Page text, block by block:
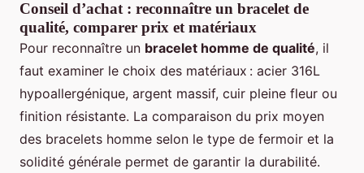
Conseil d’achat : reconnaître un bracelet de
qualité, comparer prix et matériaux
Pour reconnaître un bracelet homme de qualité, il
faut examiner le choix des matériaux : acier 316L
hypoallergénique, argent massif, cuir pleine fleur ou
finition résistante. La comparaison du prix moyen
des bracelets homme selon le type de fermoir et la
solidité générale permet de garantir la durabilité.